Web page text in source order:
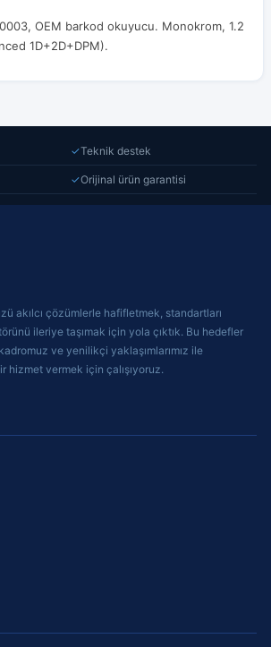
OEM barkod okuyucu. Monokrom, 1.2
1D+2D+DPM).
✓Teknik destek
✓Orijinal ürün garantisi
akılcı çözümlerle hafifletmek, standartları
ileriye taşımak için yola çıktık. Bu hedefler
ve yenilikçi yaklaşımlarımız ile
hizmet vermek için çalışıyoruz.